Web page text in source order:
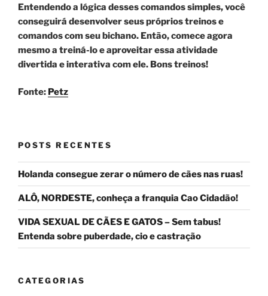
Entendendo a lógica desses comandos simples, você
conseguirá desenvolver seus próprios treinos e
comandos com seu bichano. Então, comece agora
mesmo a treiná-lo e aproveitar essa atividade
divertida e interativa com ele. Bons treinos!
Fonte: Petz
POSTS RECENTES
Holanda consegue zerar o número de cães nas ruas!
ALÔ, NORDESTE, conheça a franquia Cao Cidadão!
VIDA SEXUAL DE CÃES E GATOS – Sem tabus!
Entenda sobre puberdade, cio e castração
CATEGORIAS